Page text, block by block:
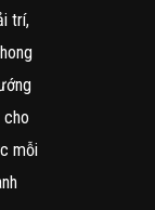
trí,
mỗi